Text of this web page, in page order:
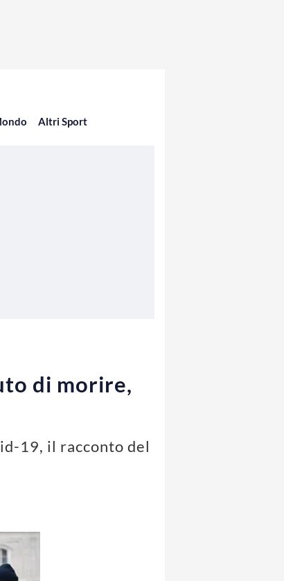
Altri Sport
di morire,
19, il racconto del